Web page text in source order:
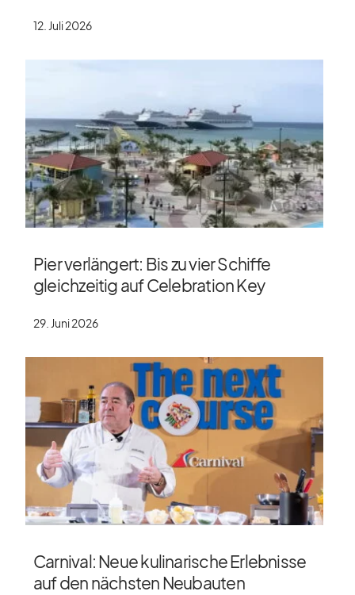
12. Juli 2026
Pier verlängert: Bis zu vier Schiffe
gleichzeitig auf Celebration Key
29. Juni 2026
Carnival: Neue kulinarische Erlebnisse
auf den nächsten Neubauten